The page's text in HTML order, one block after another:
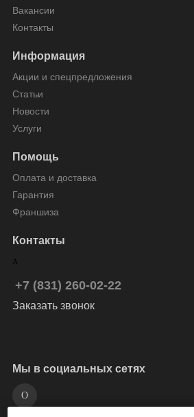
Вакансии
Контакты
Информация
Акции и спецпредложения
Статьи
Новости
Услуги
Помощь
Оплата и доставка
Гарантия
Франшиза
Контакты
+7 (831) 260-02-22
Заказать звонок
Мы в социальных сетях